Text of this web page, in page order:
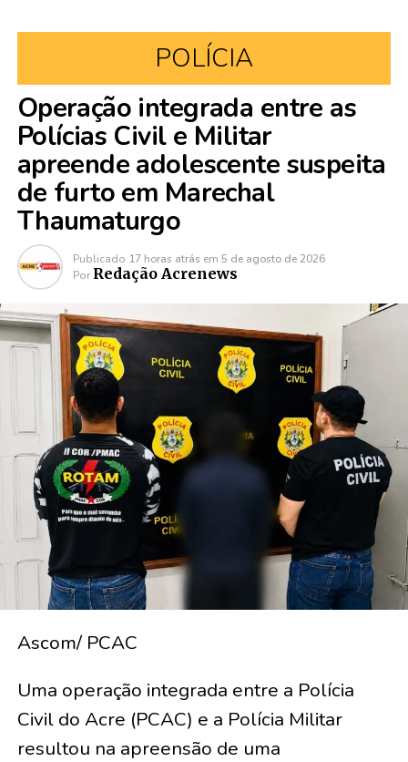
POLÍCIA
Operação integrada entre as
Polícias Civil e Militar
apreende adolescente suspeita
de furto em Marechal
Thaumaturgo
Publicado 17 horas atrás em 5 de agosto de 2026
Por Redação Acrenews
Ascom/ PCAC
Uma operação integrada entre a Polícia
Civil do Acre (PCAC) e a Polícia Militar
resultou na apreensão de uma